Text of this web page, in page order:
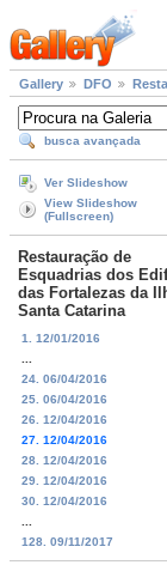
Gallery DFO
busca avançada
Ver Slideshow
View Slideshow
(Fullscreen)
Restauração de
Esquadrias dos
das Fortalezas da
Santa Catarina
1. 12/01/2016
24. 06/04/2016
25. 06/04/2016
26. 12/04/2016
27. 12/04/2016
28. 12/04/2016
29. 12/04/2016
30. 12/04/2016
128. 09/11/2017